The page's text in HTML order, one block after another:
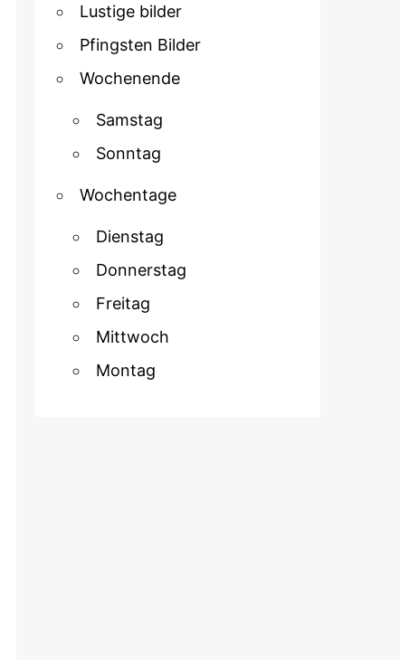
Lustige bilder
Pfingsten Bilder
Wochenende
Samstag
Sonntag
Wochentage
Dienstag
Donnerstag
Freitag
Mittwoch
Montag